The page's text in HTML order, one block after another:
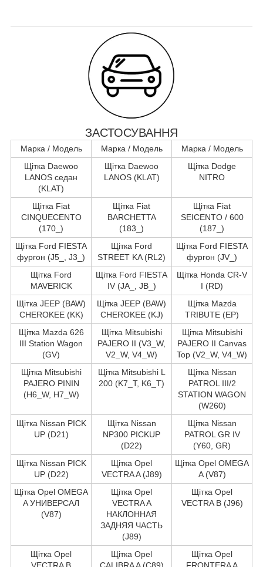
ЗАСТОСУВАННЯ
Марка / Модель Марка / Модель
Марка / Модель
Щітка Daewoo
LANOS седан
(KLAT)
Щітка Daewoo
LANOS (KLAT)
Щітка Dodge
NITRO
Щітка Fiat
CINQUECENTO
(170_)
Щітка Fiat
BARCHETTA
(183_)
Щітка Fiat
SEICENTO / 600
(187_)
Щітка Ford FIESTA
фургон (J5_, J3_)
Щітка Ford
STREET KA (RL2)
Щітка Ford FIESTA
фургон (JV_)
Щітка Ford
MAVERICK
Щітка Ford FIESTA
IV (JA_, JB_)
Щітка Honda CR-V
I (RD)
Щітка JEEP (BAW)
CHEROKEE (KK)
Щітка JEEP (BAW)
CHEROKEE (KJ)
Щітка Mazda
TRIBUTE (EP)
Щітка Mazda 626
III Station Wagon
(GV)
Щітка Mitsubishi
PAJERO II (V3_W,
V2_W, V4_W)
Щітка Mitsubishi
PAJERO II Canvas
Top (V2_W, V4_W)
Щітка Mitsubishi
PAJERO PININ
(H6_W, H7_W)
Щітка Mitsubishi L
200 (K7_T, K6_T)
Щітка Nissan
PATROL III/2
STATION WAGON
(W260)
Щітка Nissan PICK
UP (D21)
Щітка Nissan
NP300 PICKUP
(D22)
Щітка Nissan
PATROL GR IV
(Y60, GR)
Щітка Nissan PICK
UP (D22)
Щітка Opel
VECTRA A (J89)
Щітка Opel OMEGA
A (V87)
Щітка Opel OMEGA
A УНИВЕРСАЛ
(V87)
Щітка Opel
VECTRA A
НАКЛОННАЯ
ЗАДНЯЯ ЧАСТЬ
(J89)
Щітка Opel
VECTRA B (J96)
Щітка Opel
VECTRA B
Щітка Opel
CALIBRA A (C89)
Щітка Opel
FRONTERA A